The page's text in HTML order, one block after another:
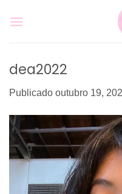
dea2022
Publicado outubro 19,